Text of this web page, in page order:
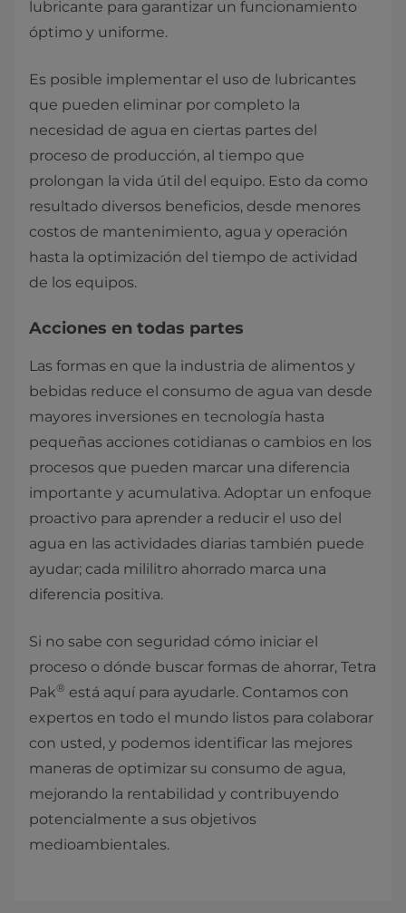
lubricante para garantizar un funcionamiento
óptimo y uniforme.
Es posible implementar el uso de lubricantes
que pueden eliminar por completo la
necesidad de agua en ciertas partes del
proceso de producción, al tiempo que
prolongan la vida útil del equipo. Esto da como
resultado diversos beneficios, desde menores
costos de mantenimiento, agua y operación
hasta la optimización del tiempo de actividad
de los equipos.
Acciones en todas partes
Las formas en que la industria de alimentos y
bebidas reduce el consumo de agua van desde
mayores inversiones en tecnología hasta
pequeñas acciones cotidianas o cambios en los
procesos que pueden marcar una diferencia
importante y acumulativa. Adoptar un enfoque
proactivo para aprender a reducir el uso del
agua en las actividades diarias también puede
ayudar; cada mililitro ahorrado marca una
diferencia positiva.
Si no sabe con seguridad cómo iniciar el
proceso o dónde buscar formas de ahorrar, Tetra
Pak® está aquí para ayudarle. Contamos con
expertos en todo el mundo listos para colaborar
con usted, y podemos identificar las mejores
maneras de optimizar su consumo de agua,
mejorando la rentabilidad y contribuyendo
potencialmente a sus objetivos
medioambientales.